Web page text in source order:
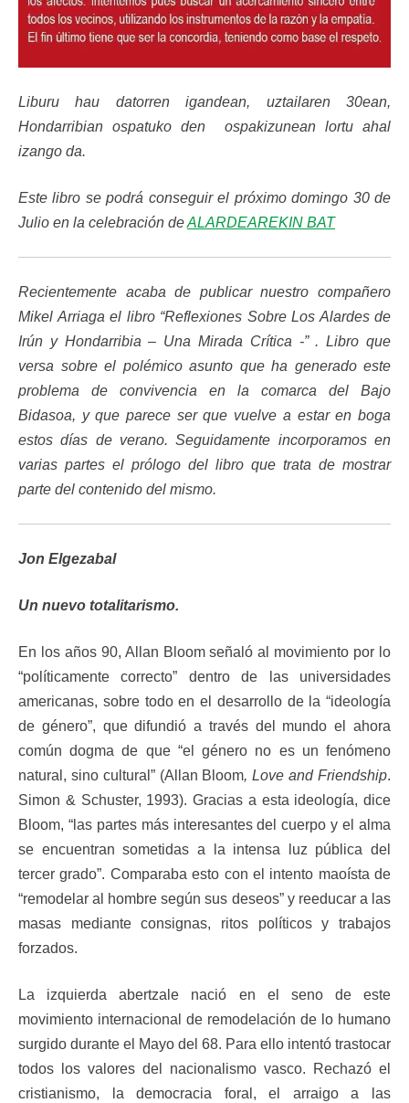
Liburu hau datorren igandean, uztailaren 30ean,
Hondarribian ospatuko den ospakizunean lortu ahal
izango da.
Este libro se podrá conseguir el próximo domingo 30 de
Julio en la celebración deALARDEAREKIN BAT
Recientemente acaba de publicar nuestro compañero
Mikel Arriaga el libro “Reflexiones Sobre Los Alardes de
Irún y Hondarribia – Una Mirada Crítica -” . Libro que
versa sobre el polémico asunto que ha generado este
problema de convivencia en la comarca del Bajo
Bidasoa, y que parece ser que vuelve a estar en boga
estos días de verano. Seguidamente incorporamos en
varias partes el prólogo del libro que trata de mostrar
parte del contenido del mismo.
Jon Elgezabal
Un nuevo totalitarismo.
En los años 90, Allan Bloom señaló al movimiento por lo
“políticamente correcto” dentro de las universidades
americanas, sobre todo en el desarrollo de la “ideología
de género”, que difundió a través del mundo el ahora
común dogma de que “el género no es un fenómeno
natural, sino cultural” (Allan Bloom, Love and Friendship.
Simon & Schuster, 1993). Gracias a esta ideología, dice
Bloom, “las partes más interesantes del cuerpo y el alma
se encuentran sometidas a la intensa luz pública del
tercer grado”. Comparaba esto con el intento maoísta de
“remodelar al hombre según sus deseos” y reeducar a las
masas mediante consignas, ritos políticos y trabajos
forzados.
La izquierda abertzale nació en el seno de este
movimiento internacional de remodelación de lo humano
surgido durante el Mayo del 68. Para ello intentó trastocar
todos los valores del nacionalismo vasco. Rechazó el
cristianismo, la democracia foral, el arraigo a las